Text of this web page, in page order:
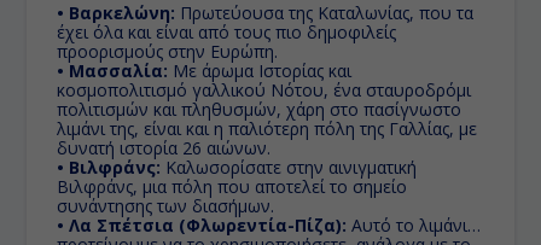
• Βαρκελώνη: Πρωτεύουσα της Καταλωνίας, που τα
έχει όλα και είναι από τους πιο δημοφιλείς
προορισμούς στην Ευρώπη.
• Μασσαλία: Με άρωμα Ιστορίας και
κοσμοπολιτισμό γαλλικού Νότου, ένα σταυροδρόμι
πολιτισμών και πληθυσμών, χάρη στο πασίγνωστο
λιμάνι της, είναι και η παλιότερη πόλη της Γαλλίας, με
δυνατή ιστορία 26 αιώνων.
• Βιλφράνς: Καλωσορίσατε στην αινιγματική
Βιλφράνς, μια πόλη που αποτελεί το σημείο
συνάντησης των διασήμων.
• Λα Σπέτσια (Φλωρεντία-Πίζα): Αυτό το λιμάνι